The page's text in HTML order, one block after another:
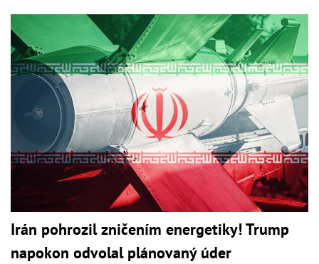
Irán pohrozil zničením energetiky! Trump
napokon odvolal plánovaný úder